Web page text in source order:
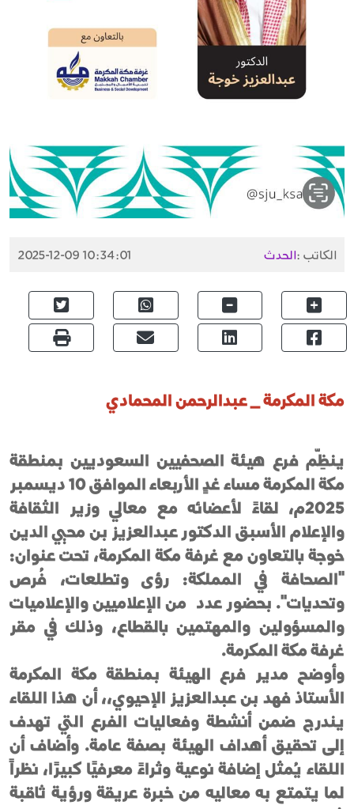
الكاتب :الحدث 2025-12-09 10:34:01
مكة المكرمة _ عبدالرحمن المحمادي
ينظِّم فرع هيئة الصحفيين السعوديين بمنطقة
مكة المكرمة مساء غدٍ الأربعاء الموافق 10 ديسمبر
2025م، لقاءً لأعضائه مع معالي وزير الثقافة
والإعلام الأسبق الدكتور عبدالعزيز بن محيي الدين
خوجة بالتعاون مع غرفة مكة المكرمة، تحت عنوان:
"الصحافة في المملكة: رؤى وتطلعات، فُرص
وتحديات". بحضور عدد من الإعلاميين والإعلاميات
والمسؤولين والمهتمين بالقطاع، وذلك في مقر
غرفة مكة المكرمة.
وأوضح مدير فرع الهيئة بمنطقة مكة المكرمة
الأستاذ فهد بن عبدالعزيز الإحيوي،، أن هذا اللقاء
يندرج ضمن أنشطة وفعاليات الفرع التي تهدف
إلى تحقيق أهداف الهيئة بصفة عامة. وأضاف أن
اللقاء يُمثل إضافة نوعية وثراءً معرفيًا كبيرًا، نظراً
لما يتمتع به معاليه من خبرة عريقة ورؤية ثاقبة